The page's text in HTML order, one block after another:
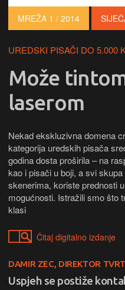
MREŽA 1 / 2014
UREDSKI PISAČI DO 5.000
Može
laserom
Nekad ekskluzivna domena
kategorija uredskih pisača
godina dosta proširila – na
kao i pisači u boji, a svi
skenerima, koriste prednosti
mogućnosti. Istražili smo što
klasi
Čitaj digitalno izdanje
DAMIR ZEC, DIREKTOR
Uspjeh se postiže